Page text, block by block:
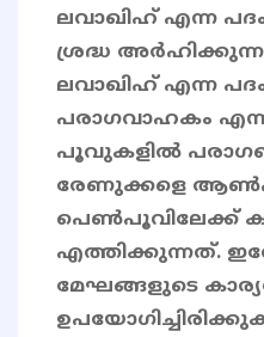
ലവാഖിഹ് എന്ന
ശ്രദ്ധ
ലവാഖിഹ് എന്ന
പരാഗവാഹകം
പൂവുകളിൽ
രേണുക്കളെ
പെൺപൂവിലേക്ക്
എത്തിക്കുന്നത്.
മേഘങ്ങളുടെ